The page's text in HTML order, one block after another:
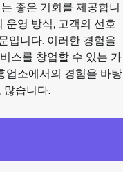
좋은 기회를 제공합니
운영 방식, 고객의 선호
입니다. 이러한 경험을
스를 창업할 수 있는 가
업소에서의 경험을 바탕
많습니다.